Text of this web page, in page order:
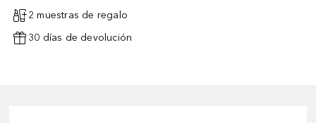
2 muestras de regalo
30 días de devolución